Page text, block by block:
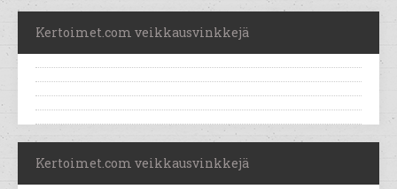
Kertoimet.com veikkausvinkkejä
Kertoimet.com veikkausvinkkejä